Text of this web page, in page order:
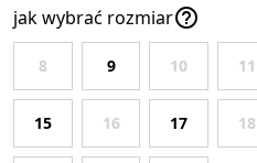
jak wybrać rozmiar
8 9 10 11
15 16 17 18